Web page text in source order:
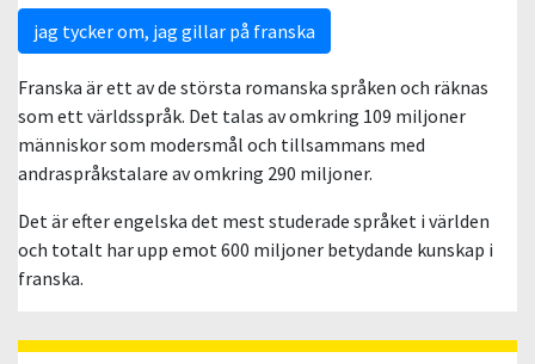
jag tycker om, jag gillar på franska
Franska är ett av de största romanska språken och räknas
som ett världsspråk. Det talas av omkring 109 miljoner
människor som modersmål och tillsammans med
andraspråkstalare av omkring 290 miljoner.
Det är efter engelska det mest studerade språket i världen
och totalt har upp emot 600 miljoner betydande kunskap i
franska.